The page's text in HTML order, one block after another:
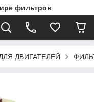
фильтров
ДВИГАТЕЛЕЙ